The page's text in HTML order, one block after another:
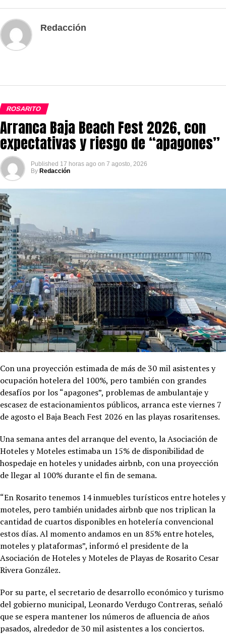
Redacción
ROSARITO
Arranca Baja Beach Fest 2026, con
expectativas y riesgo de “apagones”
Published 17 horas ago on 7 agosto, 2026
By Redacción
Con una proyección estimada de más de 30 mil asistentes y
ocupación hotelera del 100%, pero también con grandes
desafíos por los “apagones”, problemas de ambulantaje y
escasez de estacionamientos públicos, arranca este viernes 7
de agosto el Baja Beach Fest 2026 en las playas rosaritenses.
Una semana antes del arranque del evento, la Asociación de
Hoteles y Moteles estimaba un 15% de disponibilidad de
hospedaje en hoteles y unidades airbnb, con una proyección
de llegar al 100% durante el fin de semana.
“En Rosarito tenemos 14 inmuebles turísticos entre hoteles y
moteles, pero también unidades airbnb que nos triplican la
cantidad de cuartos disponibles en hotelería convencional
estos días. Al momento andamos en un 85% entre hoteles,
moteles y plataformas”, informó el presidente de la
Asociación de Hoteles y Moteles de Playas de Rosarito Cesar
Rivera González.
Por su parte, el secretario de desarrollo económico y turismo
del gobierno municipal, Leonardo Verdugo Contreras, señaló
que se espera mantener los números de afluencia de años
pasados, alrededor de 30 mil asistentes a los conciertos.